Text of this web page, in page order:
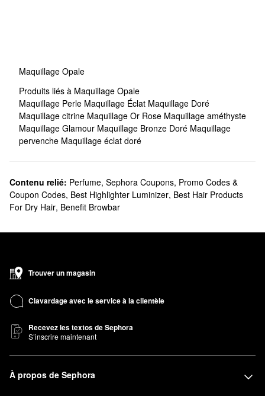
Maquillage Opale
Produits liés à Maquillage Opale
Maquillage Perle Maquillage Éclat Maquillage Doré
Maquillage citrine Maquillage Or Rose Maquillage améthyste
Maquillage Glamour Maquillage Bronze Doré Maquillage
pervenche Maquillage éclat doré
Contenu relié: Perfume, Sephora Coupons, Promo Codes &
Coupon Codes, Best Highlighter Luminizer, Best Hair Products
For Dry Hair, Benefit Browbar
Trouver un magasin
Clavardage avec le service à la clientèle
Recevez les textos de Sephora
S’inscrire maintenant
À propos de Sephora